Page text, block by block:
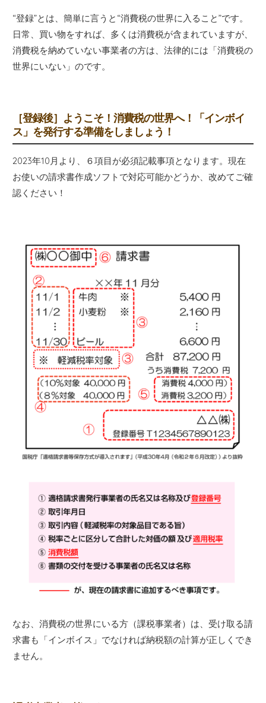
“登録”とは、簡単に言うと“消費税の世界に入ること”です。
日常、買い物をすれば、多くは消費税が含まれていますが、
消費税を納めていない事業者の方は、法律的には「消費税の
世界にいない」のです。
［登録後］ようこそ！消費税の世界へ！「インボイ
ス」を発行する準備をしましょう！
2023年10月より、６項目が必須記載事項となります。現在
お使いの請求書作成ソフトで対応可能かどうか、改めてご確
認ください！
なお、消費税の世界にいる方（課税事業者）は、受け取る請
求書も「インボイス」でなければ納税額の計算が正しくでき
ません。